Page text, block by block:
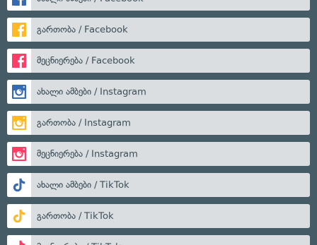
გართობა / Facebook
მეცნიერება / Facebook
ახალი ამბები / Instagram
გართობა / Instagram
მეცნიერება / Instagram
ახალი ამბები / TikTok
გართობა / TikTok